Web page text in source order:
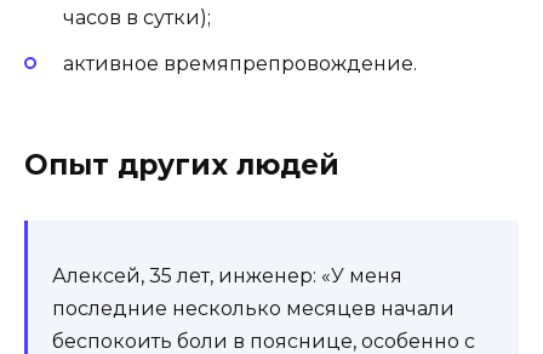
часов в сутки);
активное времяпрепровождение.
Опыт других людей
Алексей, 35 лет, инженер: «У меня
последние несколько месяцев начали
беспокоить боли в пояснице, особенно с